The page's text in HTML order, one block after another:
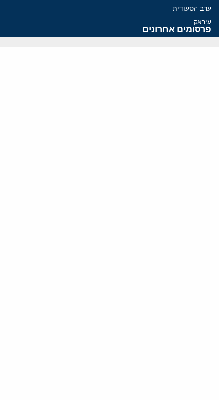
ערב הסעודית
עיראק
פרסומים אחרונים